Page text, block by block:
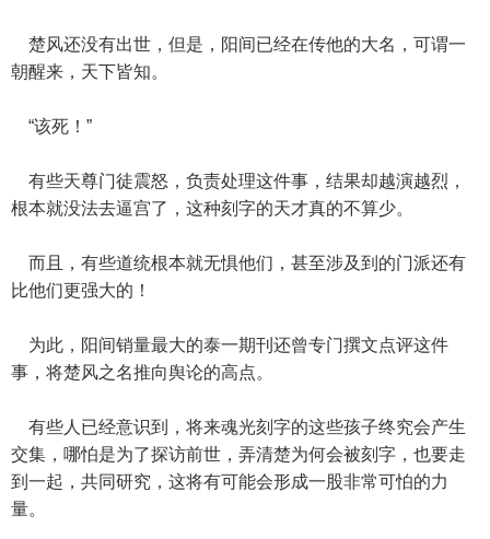
楚风还没有出世，但是，阳间已经在传他的大名，可谓一
朝醒来，天下皆知。
“该死！”
有些天尊门徒震怒，负责处理这件事，结果却越演越烈，
根本就没法去逼宫了，这种刻字的天才真的不算少。
而且，有些道统根本就无惧他们，甚至涉及到的门派还有
比他们更强大的！
为此，阳间销量最大的泰一期刊还曾专门撰文点评这件
事，将楚风之名推向舆论的高点。
有些人已经意识到，将来魂光刻字的这些孩子终究会产生
交集，哪怕是为了探访前世，弄清楚为何会被刻字，也要走
到一起，共同研究，这将有可能会形成一股非常可怕的力
量。